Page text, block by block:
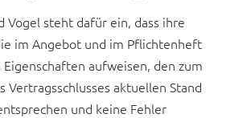
Vogel steht dafür ein, dass ihre
im Angebot und im Pflichtenheft
aufweisen, den zum
Vertragsschlusses aktuellen Stand
und keine Fehler